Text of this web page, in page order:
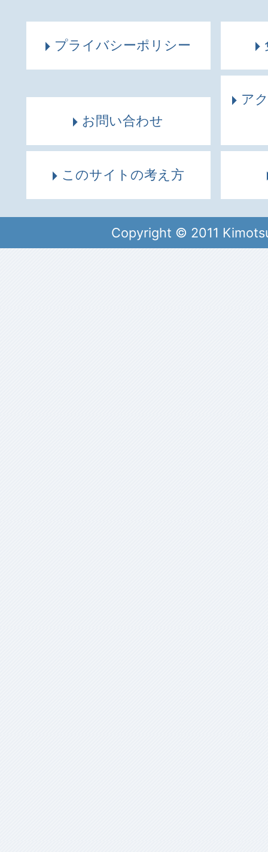
プライバシーポリシー
お問い合わせ
ア
このサイトの考え方
Copyright © 2011